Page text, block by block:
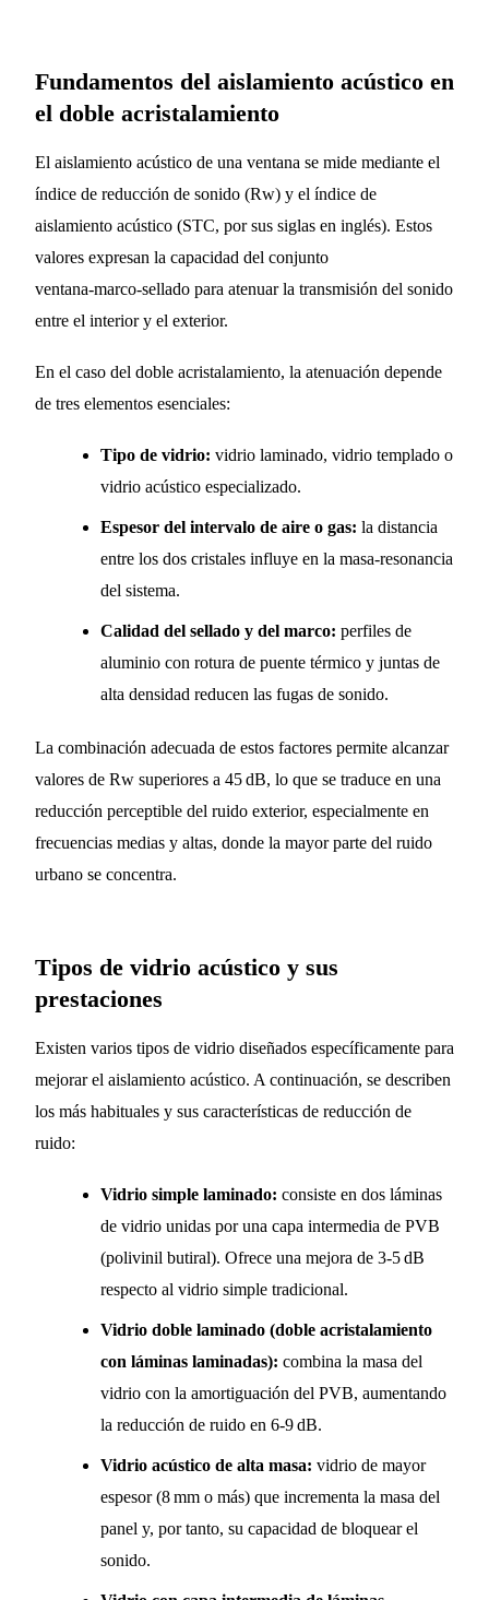
Fundamentos del aislamiento acústico en
el doble acristalamiento
El aislamiento acústico de una ventana se mide mediante el
índice de reducción de sonido (Rw) y el índice de
aislamiento acústico (STC, por sus siglas en inglés). Estos
valores expresan la capacidad del conjunto
ventana‑marco‑sellado para atenuar la transmisión del sonido
entre el interior y el exterior.
En el caso del doble acristalamiento, la atenuación depende
de tres elementos esenciales:
Tipo de vidrio: vidrio laminado, vidrio templado o
vidrio acústico especializado.
Espesor del intervalo de aire o gas: la distancia
entre los dos cristales influye en la masa‑resonancia
del sistema.
Calidad del sellado y del marco: perfiles de
aluminio con rotura de puente térmico y juntas de
alta densidad reducen las fugas de sonido.
La combinación adecuada de estos factores permite alcanzar
valores de Rw superiores a 45 dB, lo que se traduce en una
reducción perceptible del ruido exterior, especialmente en
frecuencias medias y altas, donde la mayor parte del ruido
urbano se concentra.
Tipos de vidrio acústico y sus
prestaciones
Existen varios tipos de vidrio diseñados específicamente para
mejorar el aislamiento acústico. A continuación, se describen
los más habituales y sus características de reducción de
ruido:
Vidrio simple laminado: consiste en dos láminas
de vidrio unidas por una capa intermedia de PVB
(polivinil butiral). Ofrece una mejora de 3‑5 dB
respecto al vidrio simple tradicional.
Vidrio doble laminado (doble acristalamiento
con láminas laminadas): combina la masa del
vidrio con la amortiguación del PVB, aumentando
la reducción de ruido en 6‑9 dB.
Vidrio acústico de alta masa: vidrio de mayor
espesor (8 mm o más) que incrementa la masa del
panel y, por tanto, su capacidad de bloquear el
sonido.